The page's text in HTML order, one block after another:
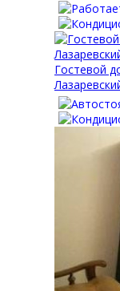
Гостевой